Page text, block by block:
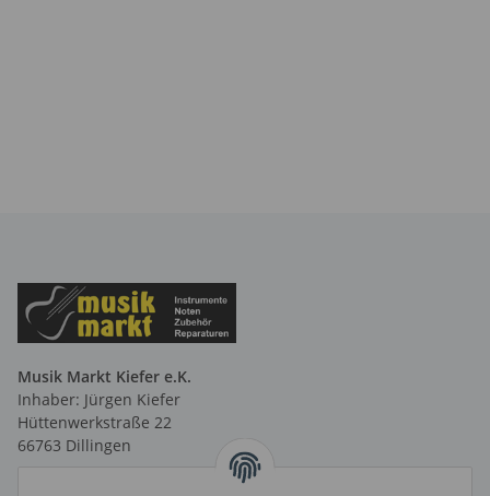
Musik Markt Kiefer e.K.
Inhaber: Jürgen Kiefer
Hüttenwerkstraße 22
66763 Dillingen